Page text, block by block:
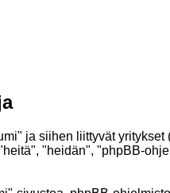
ja siihen liittyvät
"heidän", "phpBB-